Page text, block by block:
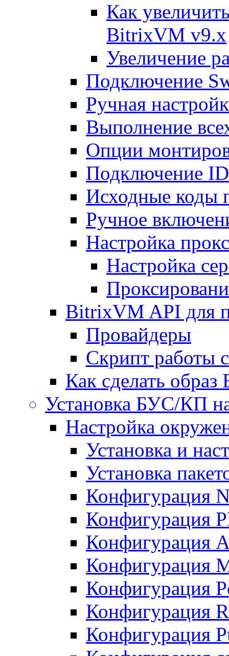
Как
BitrixVM v9.x
Увеличение
Подключение
Ручная
Выполнение
Опции
Подключение
Исходные коды
Ручное
Настройка
Настройка
BitrixVM API для
Провайдеры
Скрипт работы
Как сделать
Установка БУС/КП
Настройка
Установка и
Установка
Конфигурация
Конфигурация
Конфигурация
Конфигурация
Конфигурация
Конфигурация
Конфигурация